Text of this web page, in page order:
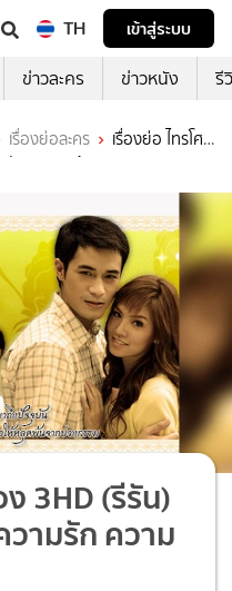
TH
เข้าสู่ระบบ
ข่าวละคร ข่าวหนัง รี
เรื่องย่อละคร
เรื่องย่อ ไทรโศก
ก ความแค้น
3HD (รีรัน)
ามรัก ความ